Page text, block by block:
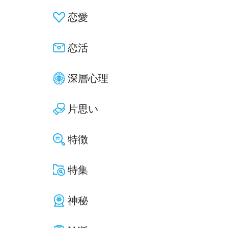
恋愛
恋活
深層心理
片思い
特徴
特集
神秘